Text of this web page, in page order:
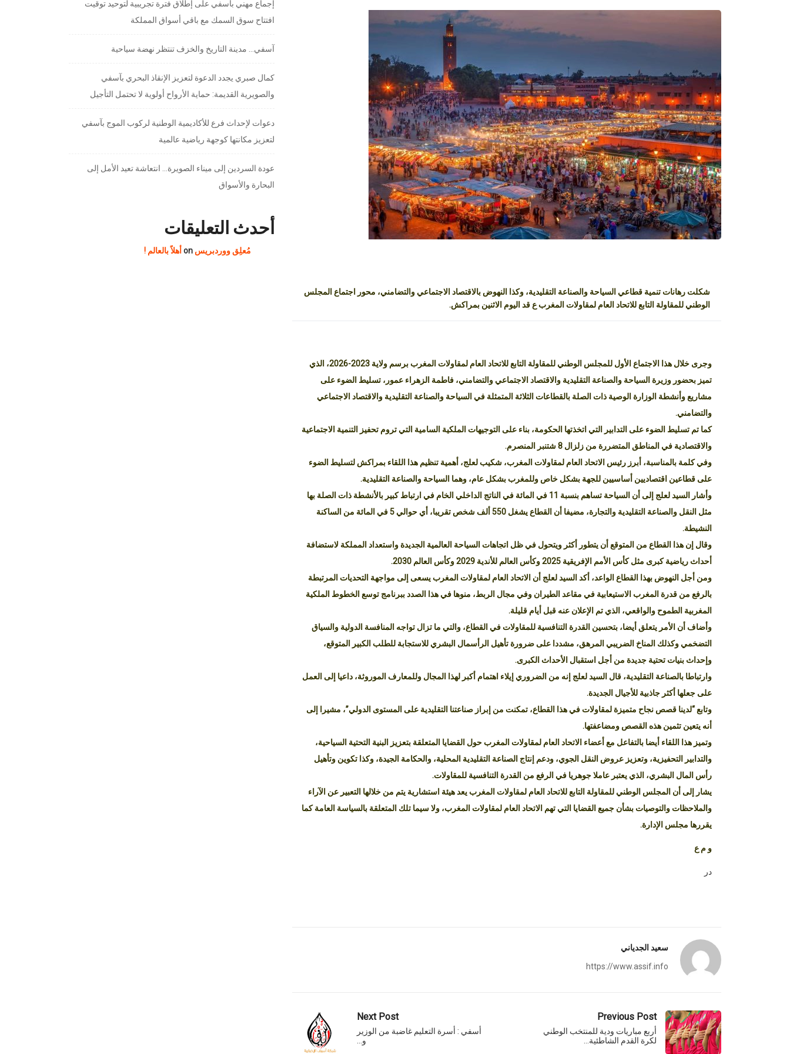
شكلت رهانات تنمية قطاعي السياحة والصناعة التقليدية، وكذا النهوض بالاقتصاد الاجتماعي والتضامني، محور اجتماع المجلس
الوطني للمقاولة التابع للاتحاد العام لمقاولات المغرب ع قد اليوم الاثنين بمراكش.
وجرى خلال هذا الاجتماع الأول للمجلس الوطني للمقاولة التابع للاتحاد العام لمقاولات المغرب برسم ولاية 2023-2026، الذي
تميز بحضور وزيرة السياحة والصناعة التقليدية والاقتصاد الاجتماعي والتضامني، فاطمة الزهراء عمور، تسليط الضوء على
مشاريع وأنشطة الوزارة الوصية ذات الصلة بالقطاعات الثلاثة المتمثلة في السياحة والصناعة التقليدية والاقتصاد الاجتماعي
والتضامني.
كما تم تسليط الضوء على التدابير التي اتخذتها الحكومة، بناء على التوجيهات الملكية السامية التي تروم تحفيز التنمية الاجتماعية
والاقتصادية في المناطق المتضررة من زلزال 8 شتنبر المنصرم.
وفي كلمة بالمناسبة، أبرز رئيس الاتحاد العام لمقاولات المغرب، شكيب لعلج، أهمية تنظيم هذا اللقاء بمراكش لتسليط الضوء
على قطاعين اقتصاديين أساسيين للجهة بشكل خاص وللمغرب بشكل عام، وهما السياحة والصناعة التقليدية.
وأشار السيد لعلج إلى أن السياحة تساهم بنسبة 11 في المائة في الناتج الداخلي الخام في ارتباط كبير بالأنشطة ذات الصلة بها
مثل النقل والصناعة التقليدية والتجارة، مضيفا أن القطاع يشغل 550 ألف شخص تقريبا، أي حوالي 5 في المائة من الساكنة
النشيطة.
وقال إن هذا القطاع من المتوقع أن يتطور أكثر ويتحول في ظل اتجاهات السياحة العالمية الجديدة واستعداد المملكة لاستضافة
أحداث رياضية كبرى مثل كأس الأمم الإفريقية 2025 وكأس العالم للأندية 2029 وكأس العالم 2030.
ومن أجل النهوض بهذا القطاع الواعد، أكد السيد لعلج أن الاتحاد العام لمقاولات المغرب يسعى إلى مواجهة التحديات المرتبطة
بالرفع من قدرة المغرب الاستيعابية في مقاعد الطيران وفي مجال الربط، منوها في هذا الصدد ببرنامج توسع الخطوط الملكية
المغربية الطموح والواقعي، الذي تم الإعلان عنه قبل أيام قليلة.
وأضاف أن الأمر يتعلق أيضا، بتحسين القدرة التنافسية للمقاولات في القطاع، والتي ما تزال تواجه المنافسة الدولية والسياق
التضخمي وكذلك المناخ الضريبي المرهق، مشددا على ضرورة تأهيل الرأسمال البشري للاستجابة للطلب الكبير المتوقع،
وإحداث بنيات تحتية جديدة من أجل استقبال الأحداث الكبرى.
وارتباطا بالصناعة التقليدية، قال السيد لعلج إنه من الضروري إيلاء اهتمام أكبر لهذا المجال وللمعارف الموروثة، داعيا إلى العمل
على جعلها أكثر جاذبية للأجيال الجديدة.
وتابع “لدينا قصص نجاح متميزة لمقاولات في هذا القطاع، تمكنت من إبراز صناعتنا التقليدية على المستوى الدولي”، مشيرا إلى
أنه يتعين تثمين هذه القصص ومضاعفتها.
وتميز هذا اللقاء أيضا بالتفاعل مع أعضاء الاتحاد العام لمقاولات المغرب حول القضايا المتعلقة بتعزيز البنية التحتية السياحية،
والتدابير التحفيزية، وتعزيز عروض النقل الجوي، ودعم إنتاج الصناعة التقليدية المحلية، والحكامة الجيدة، وكذا تكوين وتأهيل
رأس المال البشري، الذي يعتبر عاملا جوهريا في الرفع من القدرة التنافسية للمقاولات.
يشار إلى أن المجلس الوطني للمقاولة التابع للاتحاد العام لمقاولات المغرب يعد هيئة استشارية يتم من خلالها التعبير عن الآراء
والملاحظات والتوصيات بشأن جميع القضايا التي تهم الاتحاد العام لمقاولات المغرب، ولا سيما تلك المتعلقة بالسياسة العامة كما
يقررها مجلس الإدارة.
و م ع
در
سعيد الجدياني
https://www.assif.info
Previous Post
أربع مباريات ودية للمنتخب الوطني
لكرة القدم الشاطئية…
Next Post
أسفي : أسرة التعليم غاضبة من الوزير
و…
إجماع مهني بآسفي على إطلاق فترة تجريبية لتوحيد توقيت
افتتاح سوق السمك مع باقي أسواق المملكة
آسفي… مدينة التاريخ والخزف تنتظر نهضة سياحية
كمال صبري يجدد الدعوة لتعزيز الإنقاذ البحري بآسفي
والصويرية القديمة: حماية الأرواح أولوية لا تحتمل التأجيل
دعوات لإحداث فرع للأكاديمية الوطنية لركوب الموج بآسفي
لتعزيز مكانتها كوجهة رياضية عالمية
عودة السردين إلى ميناء الصويرة… انتعاشة تعيد الأمل إلى
البحارة والأسواق
أحدث التعليقات
مُعلِق ووردبريس أهلاً بالعالم !